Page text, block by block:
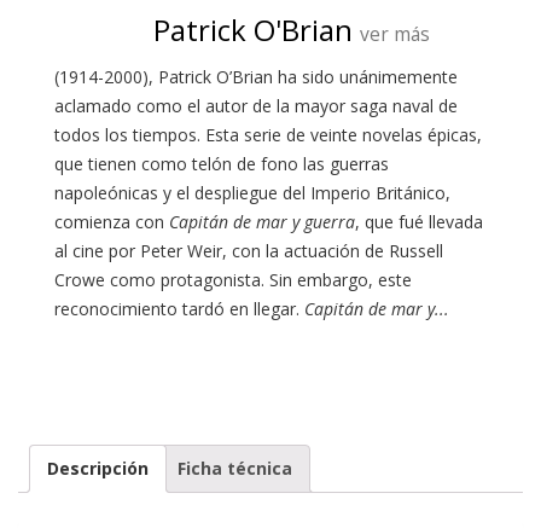
Patrick O'Brian ver más
(1914-2000), Patrick O’Brian ha sido unánimemente
aclamado como el autor de la mayor saga naval de
todos los tiempos. Esta serie de veinte novelas épicas,
que tienen como telón de fono las guerras
napoleónicas y el despliegue del Imperio Británico,
comienza con Capitán de mar y guerra, que fué llevada
al cine por Peter Weir, con la actuación de Russell
Crowe como protagonista. Sin embargo, este
reconocimiento tardó en llegar. Capitán de mar y...
Descripción Ficha técnica